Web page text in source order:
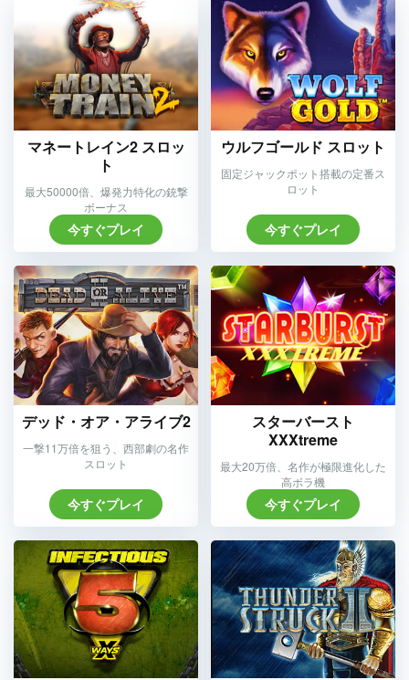
マネートレイン2 スロッ
ト
最大50000倍、爆発力特化の銃撃
ボーナス
今すぐプレイ
ウルフゴールド スロット
固定ジャックポット搭載の定番ス
ロット
今すぐプレイ
デッド・オア・アライブ2
一撃11万倍を狙う、西部劇の名作
スロット
今すぐプレイ
スターバースト
XXXtreme
最大20万倍、名作が極限進化した
高ボラ機
今すぐプレイ